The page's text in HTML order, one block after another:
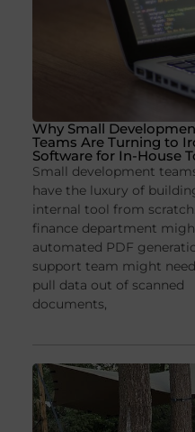
Why Small
Teams Are Turning to
Software for In-House
Small development
have the luxury of
internal tool from
finance department
automated PDF
support team might
pull data out of scanned
documents,